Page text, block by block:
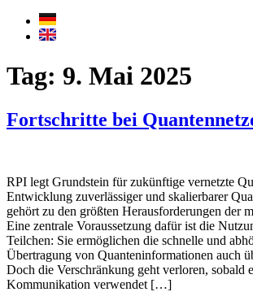
Tag: 9. Mai 2025
Fortschritte bei
RPI legt Grundstein für zukünftige vernetzte
Entwicklung zuverlässiger und skalierbarer
gehört zu den größten Herausforderungen der
Eine zentrale Voraussetzung dafür ist die
Teilchen: Sie ermöglichen die schnelle und
Übertragung von Quanteninformationen auch
Doch die Verschränkung geht verloren, sobald
Kommunikation verwendet […]